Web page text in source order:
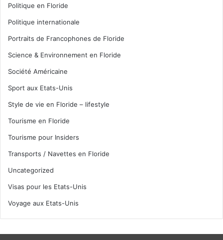
Politique en Floride
Politique internationale
Portraits de Francophones de Floride
Science & Environnement en Floride
Société Américaine
Sport aux Etats-Unis
Style de vie en Floride – lifestyle
Tourisme en Floride
Tourisme pour Insiders
Transports / Navettes en Floride
Uncategorized
Visas pour les Etats-Unis
Voyage aux Etats-Unis